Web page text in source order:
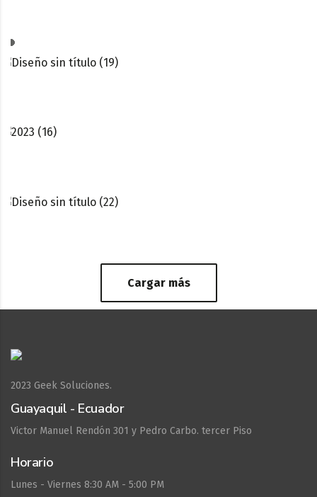
Cargar más
2023 Geek Soluciones.
Guayaquil - Ecuador
Victor Manuel Rendón 301 y Pedro Carbo. tercer Piso
Horario
Lunes - Viernes 8:30 AM - 5:00 PM